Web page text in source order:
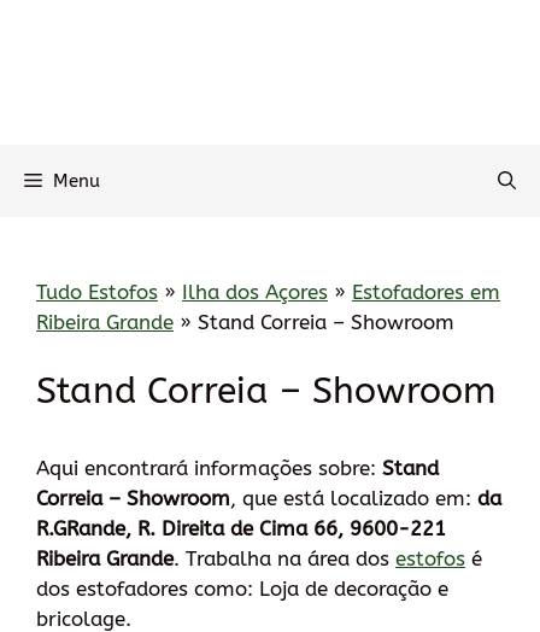
Menu
Tudo Estofos » Ilha dos Açores » Estofadores em
Ribeira Grande » Stand Correia – Showroom
Stand Correia – Showroom
Aqui encontrará informações sobre: Stand
Correia – Showroom, que está localizado em: da
R.GRande, R. Direita de Cima 66, 9600-221
Ribeira Grande. Trabalha na área dos estofos é
dos estofadores como: Loja de decoração e
bricolage.